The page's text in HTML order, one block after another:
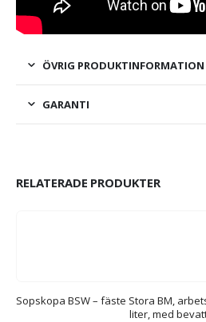
ÖVRIG PRODUKTINFORMATION
GARANTI
RELATERADE PRODUKTER
Sopskopa BSW – fäste Stora BM,
liter, med